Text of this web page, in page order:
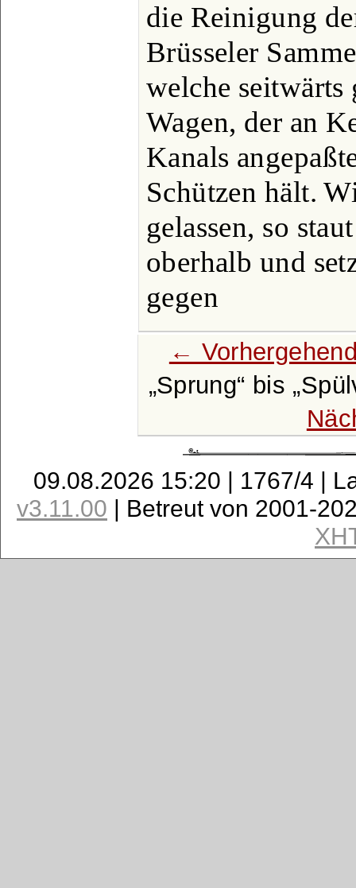
die Reinigung
Brüsseler
welche seitwärts
Wagen, der an
Kanals
Schützen hält.
gelassen, so
oberhalb und
gegen
←
Sprung
bis
09.08.2026 15:20 | 1767/4 |
v3.11.00 | Betreut von 2001-